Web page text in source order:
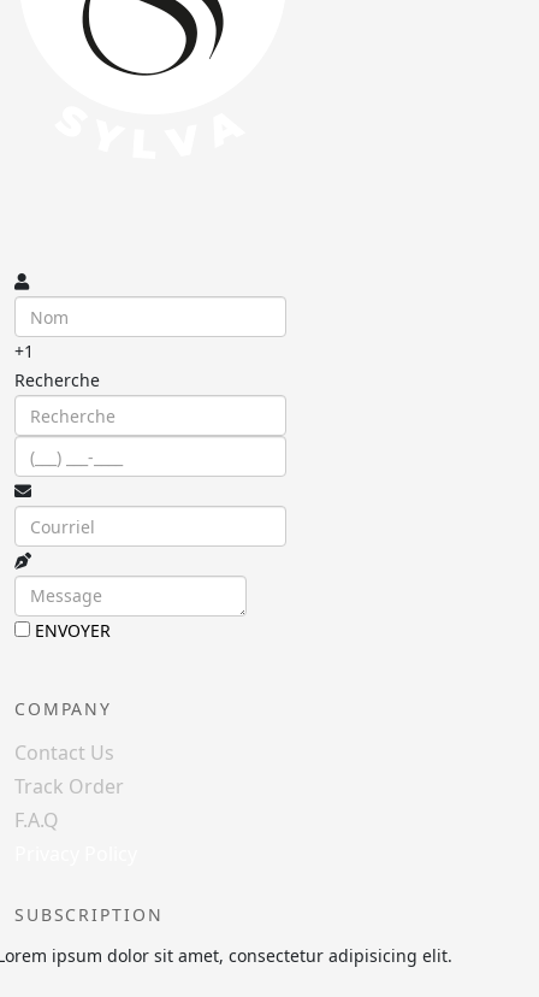
+1
Recherche
ENVOYER
COMPANY
Contact Us
Track Order
F.A.Q
SUBSCRIPTION
ipsum dolor sit amet, consectetur adipisicing elit.